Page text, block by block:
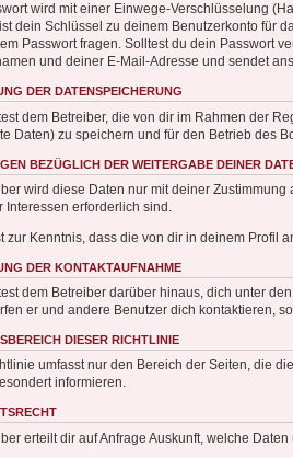
wird mit einer Einwege-Verschlüsselung
dein Schlüssel zu deinem Benutzerkonto für
Passwort fragen. Solltest du dein Passwort
und deiner E-Mail-Adresse und sendet
DER DATENSPEICHERUNG
dem Betreiber, die von dir im Rahmen der
Daten) zu speichern und für den Betrieb des
BEZÜGLICH DER WEITERGABE DEINER
wird diese Daten nur mit deiner
Interessen erforderlich sind.
zur Kenntnis, dass die von dir in deinem Profil
DER KONTAKTAUFNAHME
dem Betreiber darüber hinaus, dich unter
er und andere Benutzer dich kontaktieren,
DIESER RICHTLINIE
umfasst nur den Bereich der Seiten, die
informieren.
erteilt dir auf Anfrage Auskunft, welche